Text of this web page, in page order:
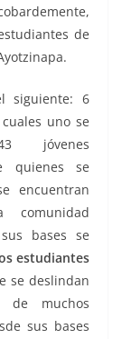
de
siguiente: 6
uno se
jóvenes
quienes se
encuentran
bases se
estudiantes
se deslindan
de muchos
sus bases